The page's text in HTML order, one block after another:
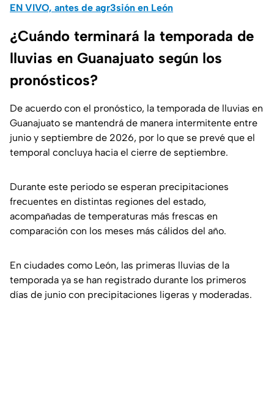
EN VIVO, antes de agr3sión en León
¿Cuándo terminará la temporada de
lluvias en Guanajuato según los
pronósticos?
De acuerdo con el pronóstico, la temporada de lluvias en
Guanajuato se mantendrá de manera intermitente entre
junio y septiembre de 2026, por lo que se prevé que el
temporal concluya hacia el cierre de septiembre.
Durante este periodo se esperan precipitaciones
frecuentes en distintas regiones del estado,
acompañadas de temperaturas más frescas en
comparación con los meses más cálidos del año.
En ciudades como León, las primeras lluvias de la
temporada ya se han registrado durante los primeros
días de junio con precipitaciones ligeras y moderadas.